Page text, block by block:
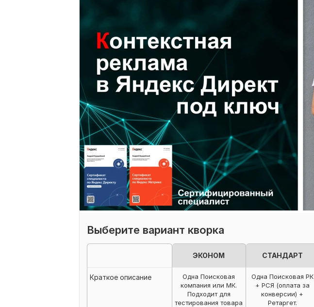
Выберите вариант кворка
ЭКОНОМ СТАНДАРТ
Краткое описание
Одна Поисковая
компания или МК.
Подходит для
тестирования товара
Одна Поисковая РК
+ РСЯ (оплата за
конверсии) +
Ретаргет.